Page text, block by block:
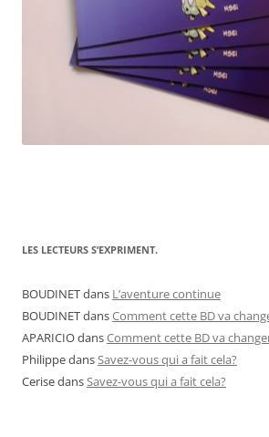
LES LECTEURS S’EXPRIMENT.
BOUDINETdans L’aventure continue
BOUDINETdansComment cette BD va
APARICIOdansComment cette BD va
PhilippedansSavez-vous qui a fait cela?
CerisedansSavez-vous qui a fait cela?